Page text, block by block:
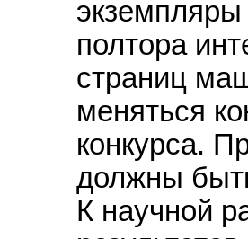
экземпляры
полтора
страниц
ме­няться
конкурса.
должны
К научной